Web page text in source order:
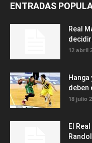
ENTRADAS
Real
12 abril
deben
18 julio
El